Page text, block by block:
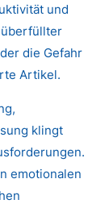
und
die Gefahr
Artikel.
klingt
emotionalen